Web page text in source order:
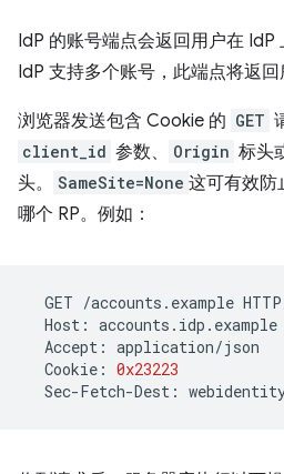
IdP 的账号端点会返回用户在
IdP 支持多个账号，此端点将返回
浏览器发送包含 Cookie 的 GET
client_id 参数、 Origin 标头
头。
SameSite=None 这可有效防
哪个 RP。例如：
GET /accounts . example HTTP
Host : accounts . idp . example
Accept : application/json
Cookie : 0x23223
Sec-Fetch-Dest :